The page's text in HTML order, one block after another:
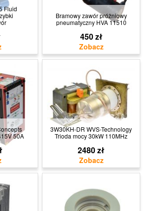
Fluid
Bramowy zawór próżniowy
pneumatyczny HVA 11510
450 zł
50A
3W30KH-DR WVS-Technology
Trioda mocy 30kW 110MHz
2480 zł